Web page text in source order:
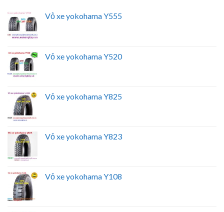
Vỏ xe yokohama Y555
Vỏ xe yokohama Y520
Vỏ xe yokohama Y825
Vỏ xe yokohama Y823
Vỏ xe yokohama Y108